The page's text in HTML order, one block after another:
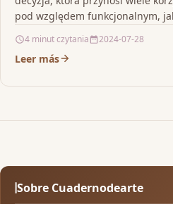
pod względem funkcjonalnym,
4 minut czytania 2024-07-28
Leer más
Sobre Cuadernodearte